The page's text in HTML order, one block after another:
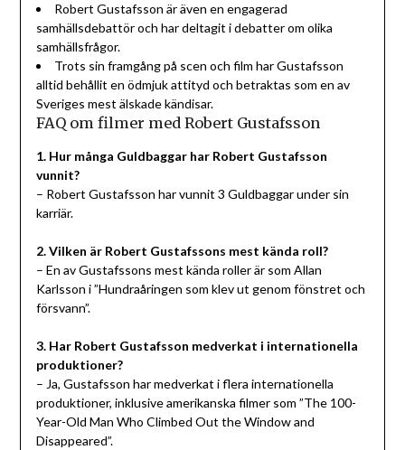
Robert Gustafsson är även en engagerad
samhällsdebattör och har deltagit i debatter om olika
samhällsfrågor.
Trots sin framgång på scen och film har Gustafsson
alltid behållit en ödmjuk attityd och betraktas som en av
Sveriges mest älskade kändisar.
FAQ om filmer med Robert Gustafsson
1. Hur många Guldbaggar har Robert Gustafsson
vunnit?
– Robert Gustafsson har vunnit 3 Guldbaggar under sin
karriär.
2. Vilken är Robert Gustafssons mest kända roll?
– En av Gustafssons mest kända roller är som Allan
Karlsson i ”Hundraåringen som klev ut genom fönstret och
försvann”.
3. Har Robert Gustafsson medverkat i internationella
produktioner?
– Ja, Gustafsson har medverkat i flera internationella
produktioner, inklusive amerikanska filmer som ”The 100-
Year-Old Man Who Climbed Out the Window and
Disappeared”.